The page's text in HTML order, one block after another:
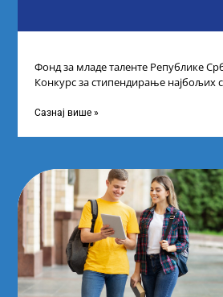
Фонд за младе таленте Републике
Конкурс за стипендирање најбољих
Сазнај више »